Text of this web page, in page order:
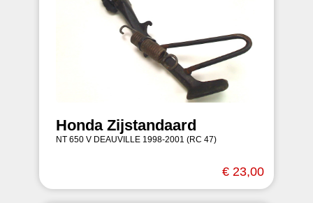
Honda Zijstandaard
NT 650 V DEAUVILLE 1998-2001 (RC 47)
€ 23,00